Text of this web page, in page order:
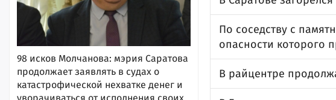
98 исков Молчанова: мэрия Саратова
продолжает заявлять в судах о
катастрофической нехватке денег и
По соседству с
опасности которого
В райцентре